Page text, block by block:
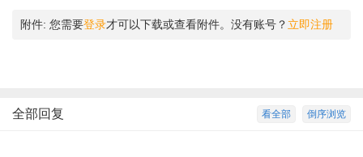
附件: 您需要登录才可以下载或查看附件。没有账号？ 立即注册
倒序浏览
看全部
全部回复